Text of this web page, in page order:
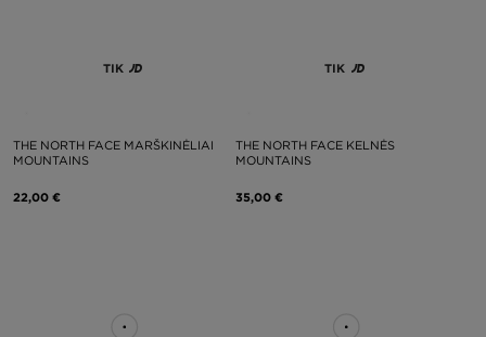
TIK
THE NORTH FACE MARŠKINĖLIAI
MOUNTAINS
22,00 €
TIK
THE NORTH FACE KELNĖS
MOUNTAINS
35,00 €